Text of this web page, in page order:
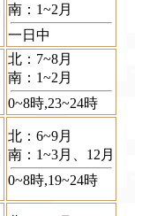
南：1~2月
一日中
北：7~8月
南：1~2月
0~8時,23~24時
北：6~9月
南：1~3月、12月
0~8時,19~24時